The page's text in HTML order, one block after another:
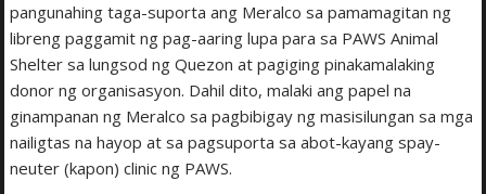
pangunahing taga-suporta ang Meralco sa pamamagitan ng
libreng paggamit ng pag-aaring lupa para sa PAWS Animal
Shelter sa lungsod ng Quezon at pagiging pinakamalaking
donor ng organisasyon. Dahil dito, malaki ang papel na
ginampanan ng Meralco sa pagbibigay ng masisilungan sa mga
nailigtas na hayop at sa pagsuporta sa abot-kayang spay-
neuter (kapon) clinic ng PAWS.